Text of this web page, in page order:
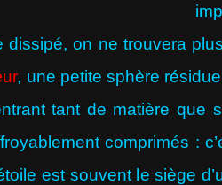
dissipé, on ne trouvera
, une petite sphère
tant de matière que
comprimés :
est souvent le siège